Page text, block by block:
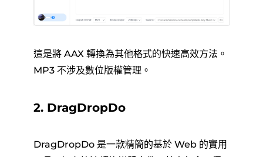
這是將 AAX 轉換為其他格式的快速高效方法。
MP3 不涉及數位版權管理。
2. DragDropDo
DragDropDo 是一款精簡的基於 Web 的實用